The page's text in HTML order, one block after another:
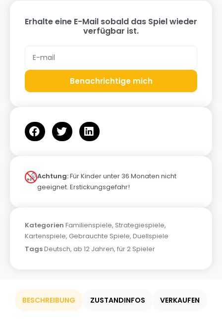
Erhalte eine E-Mail sobald das Spiel wieder
verfügbar ist.
Benachrichtige mich
Achtung:Für Kinder unter 36 Monaten nicht
geeignet. Erstickungsgefahr!
Kategorien Familienspiele, Strategiespiele,
Kartenspiele, Gebrauchte Spiele, Duellspiele
TagsDeutsch, ab 12 Jahren, für 2 Spieler
BESCHREIBUNG ZUSTANDINFOS VERKAUFEN